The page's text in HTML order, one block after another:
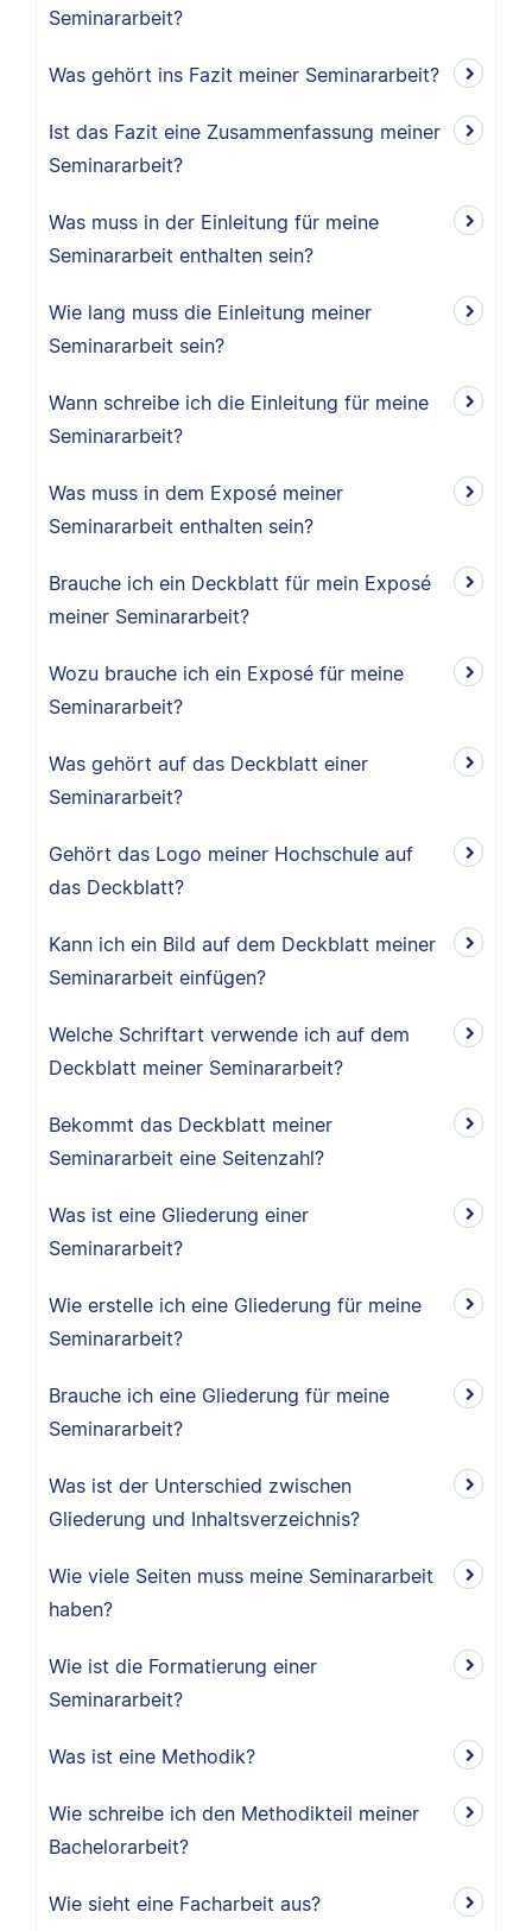
Seminararbeit?
Was gehört ins Fazit meiner Seminararbeit?
Ist das Fazit eine Zusammenfassung meiner
Seminararbeit?
Was muss in der Einleitung für meine
Seminararbeit enthalten sein?
Wie lang muss die Einleitung meiner
Seminararbeit sein?
Wann schreibe ich die Einleitung für meine
Seminararbeit?
Was muss in dem Exposé meiner
Seminararbeit enthalten sein?
Brauche ich ein Deckblatt für mein Exposé
meiner Seminararbeit?
Wozu brauche ich ein Exposé für meine
Seminararbeit?
Was gehört auf das Deckblatt einer
Seminararbeit?
Gehört das Logo meiner Hochschule auf
das Deckblatt?
Kann ich ein Bild auf dem Deckblatt meiner
Seminararbeit einfügen?
Welche Schriftart verwende ich auf dem
Deckblatt meiner Seminararbeit?
Bekommt das Deckblatt meiner
Seminararbeit eine Seitenzahl?
Was ist eine Gliederung einer
Seminararbeit?
Wie erstelle ich eine Gliederung für meine
Seminararbeit?
Brauche ich eine Gliederung für meine
Seminararbeit?
Was ist der Unterschied zwischen
Gliederung und Inhaltsverzeichnis?
Wie viele Seiten muss meine Seminararbeit
haben?
Wie ist die Formatierung einer
Seminararbeit?
Was ist eine Methodik?
Wie schreibe ich den Methodikteil meiner
Bachelorarbeit?
Wie sieht eine Facharbeit aus?